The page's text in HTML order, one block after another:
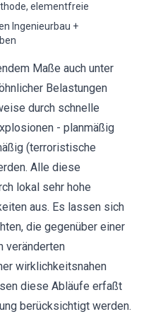
elementfreie
Ingenieurbau +
Maße auch unter
Belastungen
durch schnelle
- planmäßig
(terroristische
Alle diese
lokal sehr hohe
aus. Es lassen sich
die gegenüber einer
veränderten
wirklichkeitsnahen
diese Abläufe erfaßt
berücksichtigt werden.